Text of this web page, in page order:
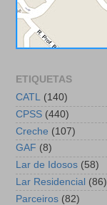
ETIQUETAS
CATL (140)
CPSS (440)
Creche (107)
GAF (8)
Lar de Idosos (58)
Lar Residencial (86)
Parceiros (82)